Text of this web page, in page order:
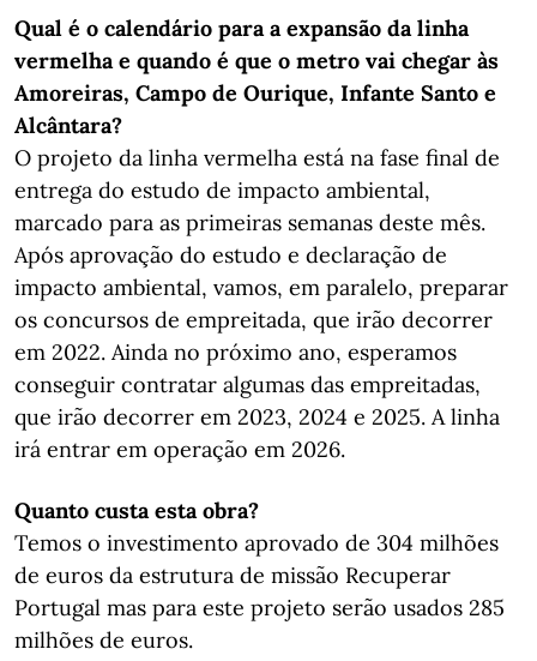
Qual é o calendário para a expansão da linha
vermelha e quando é que o metro vai chegar às
Amoreiras, Campo de Ourique, Infante Santo e
Alcântara?
O projeto da linha vermelha está na fase final de
entrega do estudo de impacto ambiental,
marcado para as primeiras semanas deste mês.
Após aprovação do estudo e declaração de
impacto ambiental, vamos, em paralelo, preparar
os concursos de empreitada, que irão decorrer
em 2022. Ainda no próximo ano, esperamos
conseguir contratar algumas das empreitadas,
que irão decorrer em 2023, 2024 e 2025. A linha
irá entrar em operação em 2026.
Quanto custa esta obra?
Temos o investimento aprovado de 304 milhões
de euros da estrutura de missão Recuperar
Portugal mas para este projeto serão usados 285
milhões de euros.